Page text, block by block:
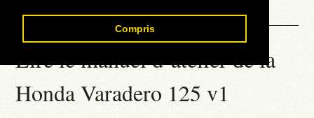
Compris
Contact
Lire le manuel d’atelier de la
Honda Varadero 125 v1